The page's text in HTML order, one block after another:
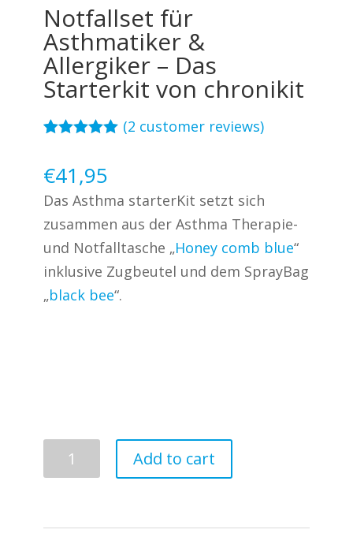
Notfallset für
Asthmatiker &
Allergiker – Das
Starterkit von chronikit
based on
customer
ratings
(2 customer reviews)
€41,95
Das Asthma starterKit setzt sich
zusammen aus der Asthma Therapie-
und Notfalltasche „Honey comb blue“
inklusive Zugbeutel und dem SprayBag
„black bee“.
Notfallset
für
Add to cart